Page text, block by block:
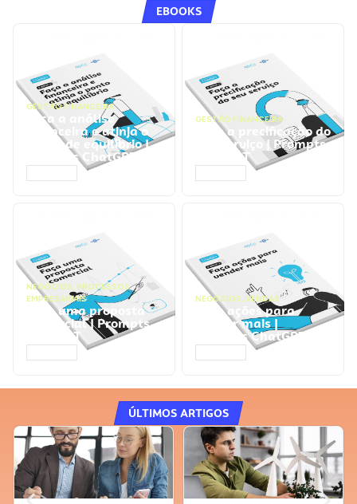
EBOOKS
GESTÃO FINANCEIRA
Faça a análise
financeira e atinja o
ponto de equilíbrio |
Prompts ChatGPT
GESTÃO FINANCEIRA
Faça a precificação do
seu serviço | Prompts
ChatGPT
NEGÓCIOS, PROCESSOS
EMPRESARIAIS
Faça uma proposta
comercial | Prompts
ChatGPT
NEGÓCIOS, VENDAS
Faça ações para
vender mais |
Prompts ChatGPT
ÚLTIMOS ARTIGOS